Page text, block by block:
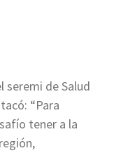
seremi de Salud
“Para
tener a la